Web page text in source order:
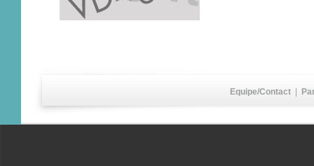
Equipe/Contact